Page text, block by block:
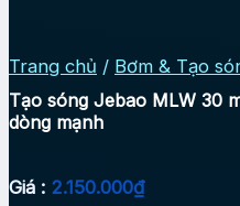
Trang chủ / Bơm & Tạo
Tạo sóng Jebao MLW 30
dòng mạnh
Giá : 2.150.000₫